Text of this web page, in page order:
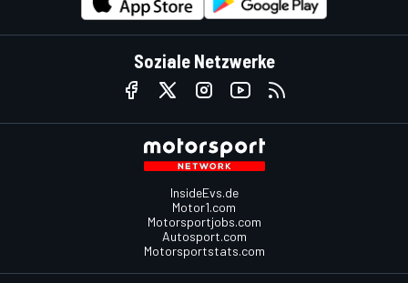
Soziale Netzwerke
InsideEvs.de
Motor1.com
Motorsportjobs.com
Autosport.com
Motorsportstats.com